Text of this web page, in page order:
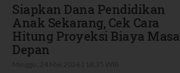
Siapkan Dana Pendidikan
Anak Sekarang, Cek Cara
Hitung Proyeksi Biaya Masa
Depan